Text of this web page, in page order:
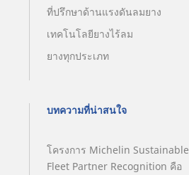
ที่ปรึกษาด้านแรงดันลมยาง
เทคโนโลยียางไร้ลม
ยางทุกประเภท
บทความที่น่าสนใจ
โครงการ Michelin Sustainable
Fleet Partner Recognition คือ